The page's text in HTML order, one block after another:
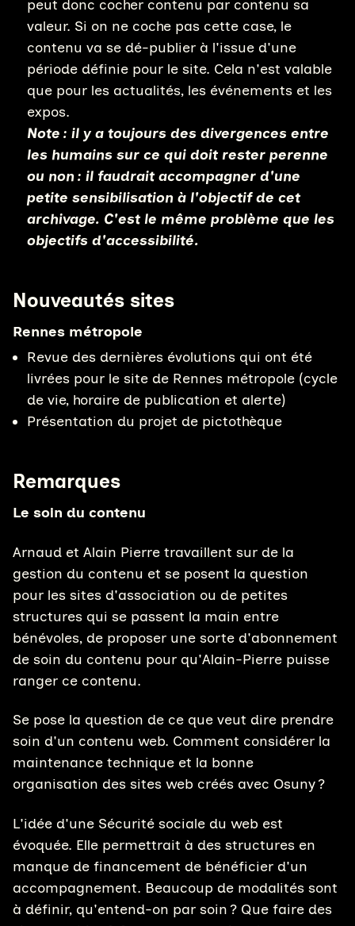
peut donc cocher contenu par contenu sa
valeur. Si on ne coche pas cette case, le
contenu va se dé-publier à l'issue d'une
période définie pour le site. Cela n'est valable
que pour les actualités, les événements et les
expos.
Note : il y a toujours des divergences entre
les humains sur ce qui doit rester perenne
ou non : il faudrait accompagner d'une
petite sensibilisation à l'objectif de cet
archivage. C'est le même problème que les
objectifs d'accessibilité.
Nouveautés sites
Rennes métropole
Revue des dernières évolutions qui ont été
livrées pour le site de Rennes métropole (cycle
de vie, horaire de publication et alerte)
Présentation du projet de pictothèque
Remarques
Le soin du contenu
Arnaud et Alain Pierre travaillent sur de la
gestion du contenu et se posent la question
pour les sites d'association ou de petites
structures qui se passent la main entre
bénévoles, de proposer une sorte d'abonnement
de soin du contenu pour qu'Alain-Pierre puisse
ranger ce contenu.
Se pose la question de ce que veut dire prendre
soin d'un contenu web. Comment considérer la
maintenance technique et la bonne
organisation des sites web créés avec Osuny ?
L'idée d'une Sécurité sociale du web est
évoquée. Elle permettrait à des structures en
manque de financement de bénéficier d'un
accompagnement. Beaucoup de modalités sont
à définir, qu'entend-on par soin ? Que faire des